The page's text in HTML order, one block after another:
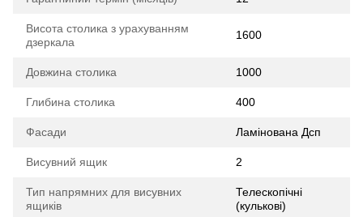
Висота столика з урахуванням
дзеркала
1600
Довжина столика 1000
Глибина столика 400
Фасади Ламінована Дсп
Висувний ящик 2
Тип напрямних для висувних
ящиків
Телескопічні
(кулькові)